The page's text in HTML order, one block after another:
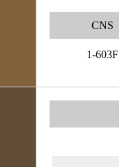
CNS
1-603F